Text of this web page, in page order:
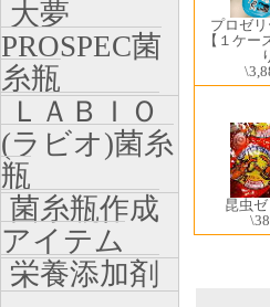
プロゼ
【１ケー
昆虫
大夢
PROSPEC菌
糸瓶
ＬＡＢＩＯ
(ラビオ)菌糸
瓶
菌糸瓶作成
アイテム
栄養添加剤